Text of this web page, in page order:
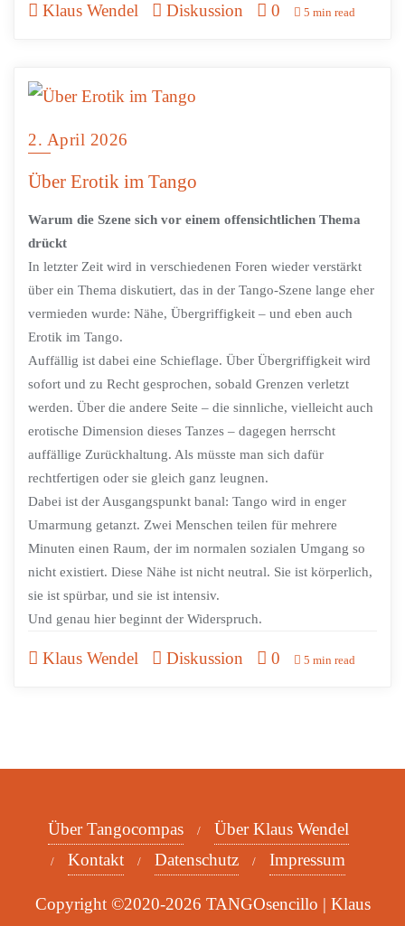
Klaus Wendel Diskussion 0 5 min read
2. April 2026
Über Erotik im Tango
Warum die Szene sich vor einem offensichtlichen Thema
drückt
In letzter Zeit wird in verschiedenen Foren wieder verstärkt
über ein Thema diskutiert, das in der Tango-Szene lange eher
vermieden wurde: Nähe, Übergriffigkeit – und eben auch
Erotik im Tango.
Auffällig ist dabei eine Schieflage. Über Übergriffigkeit wird
sofort und zu Recht gesprochen, sobald Grenzen verletzt
werden. Über die andere Seite – die sinnliche, vielleicht auch
erotische Dimension dieses Tanzes – dagegen herrscht
auffällige Zurückhaltung. Als müsste man sich dafür
rechtfertigen oder sie gleich ganz leugnen.
Dabei ist der Ausgangspunkt banal: Tango wird in enger
Umarmung getanzt. Zwei Menschen teilen für mehrere
Minuten einen Raum, der im normalen sozialen Umgang so
nicht existiert. Diese Nähe ist nicht neutral. Sie ist körperlich,
sie ist spürbar, und sie ist intensiv.
Und genau hier beginnt der Widerspruch.
Klaus Wendel Diskussion 0 5 min read
Über Tangocompas
Über Klaus Wendel
Kontakt
Datenschutz Impressum
Copyright ©2020-2026 TANGOsencillo | Klaus